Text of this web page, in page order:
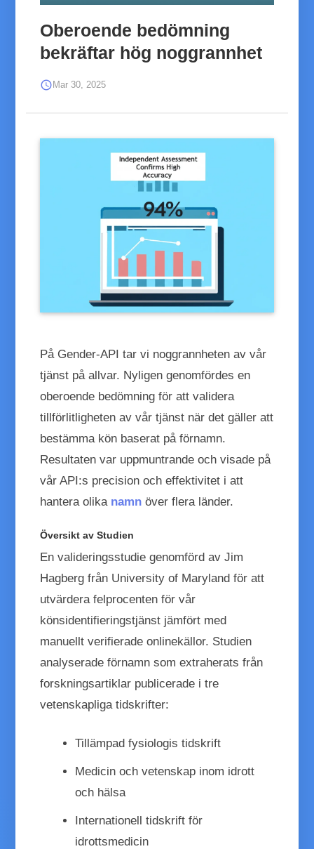
Oberoende bedömning
bekräftar hög noggrannhet
schedule Mar 30, 2025
På Gender-API tar vi noggrannheten av vår
tjänst på allvar. Nyligen genomfördes en
oberoende bedömning för att validera
tillförlitligheten av vår tjänst när det gäller att
bestämma kön baserat på förnamn.
Resultaten var uppmuntrande och visade på
vår API:s precision och effektivitet i att
hantera olika namn över flera länder.
Översikt av Studien
En valideringsstudie genomförd av Jim
Hagberg från University of Maryland för att
utvärdera felprocenten för vår
könsidentifieringstjänst jämfört med
manuellt verifierade onlinekällor. Studien
analyserade förnamn som extraherats från
forskningsartiklar publicerade i tre
vetenskapliga tidskrifter:
Tillämpad fysiologis tidskrift
Medicin och vetenskap inom idrott
och hälsa
Internationell tidskrift för
idrottsmedicin